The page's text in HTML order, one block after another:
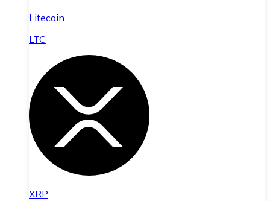
Litecoin
LTC
XRP